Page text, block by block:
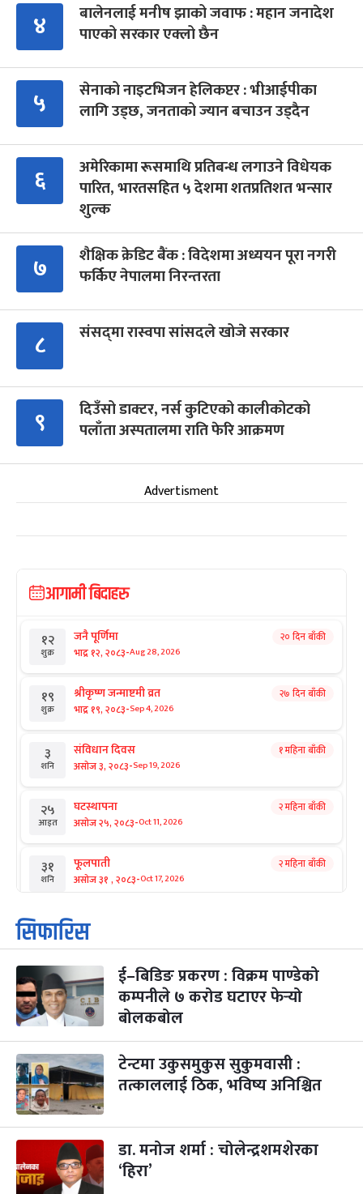
४
बालेनलाई मनीष झाको जवाफ : महान जनादेश
पाएको सरकार एक्लो छैन
५
सेनाको नाइटभिजन हेलिकप्टर : भीआईपीका
लागि उड्छ, जनताको ज्यान बचाउन उड्दैन
६
अमेरिकामा रूसमाथि प्रतिबन्ध लगाउने विधेयक
पारित, भारतसहित ५ देशमा शतप्रतिशत भन्सार
शुल्क
७
शैक्षिक क्रेडिट बैंक : विदेशमा अध्ययन पूरा नगरी
फर्किए नेपालमा निरन्तरता
८ संसद्‍मा रास्वपा सांसदले खोजे सरकार
९
दिउँसो डाक्टर, नर्स कुटिएको कालीकोटको
पलाँता अस्पतालमा राति फेरि आक्रमण
Advertisment
आगामी बिदाहरु
१२
शुक्र
जनै पूर्णिमा
भाद्र १२, २०८३-Aug 28, 2026
२० दिन बाँकी
१९
शुक्र
श्रीकृष्ण जन्माष्टमी व्रत
भाद्र १९, २०८३-Sep 4, 2026
२७ दिन बाँकी
३
शनि
संविधान दिवस
असोज ३, २०८३-Sep 19, 2026
१ महिना बाँकी
२५
आइत
घटस्थापना
असोज २५, २०८३-Oct 11, 2026
२ महिना बाँकी
३१
शनि
फूलपाती
असोज ३१ , २०८३-Oct 17, 2026
२ महिना बाँकी
१
आइत
कार्तिक सङ्क्रान्ति
कार्तिक १, २०८३
३
मंगल
महानवमी
कार्तिक ३, २०८३-Oct 20, 2026
२ महिना बाँकी
४
५
बिहि
पापा‌ङ्कुशा एकादशी व्रत
कार्तिक ५, २०८३
२ महिना बाँकी
आइत
कुकुर तिहार
कार्तिक २२, २०८३-Nov 8, 2026
३ महिना बाँकी
सिफारिस
ई–बिडिङ प्रकरण : विक्रम पाण्डेको
कम्पनीले ७ करोड घटाएर फेर्‍यो
बोलकबोल
टेन्टमा उकुसमुकुस सुकुमवासी :
तत्काललाई ठिक, भविष्य अनिश्चित
डा. मनोज शर्मा : चोलेन्द्रशमशेरका
‘हिरा’